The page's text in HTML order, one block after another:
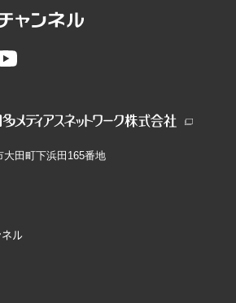
大田町下浜田165番地
ネル